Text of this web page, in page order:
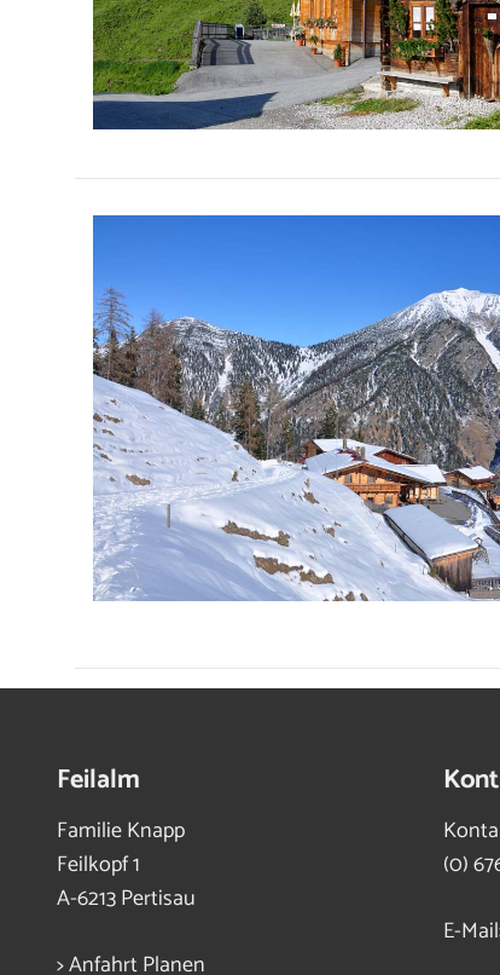
Feilalm
Familie Knapp
Feilkopf 1
A-6213 Pertisau
> Anfahrt Planen
(0)
E-